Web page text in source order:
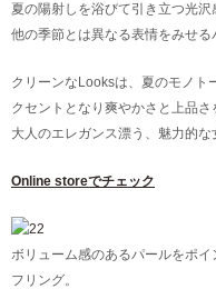
夏の陽射しを浴びて引き立つ光沢
他の季節とは異なる表情をみせる
クリーンなLooksは、夏のモノト
クセントとなり爽やかさと上品さ
大人のエレガンス漂う、魅力的
Online storeでチェック
ボリューム感のあるパールをポ
フリング。